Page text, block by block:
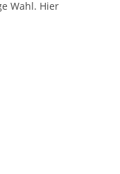
Wahl. Hier